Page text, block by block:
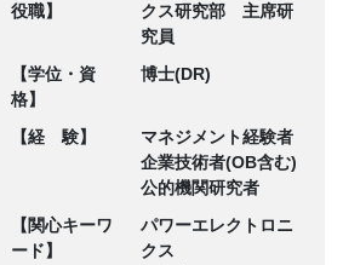
役職】
クス研究部 主席研
究員
【学位・資
格】
博士(DR)
【経 験】
マネジメント経験者
企業技術者(OB含む)
公的機関研究者
【関心キーワ
ード】
パワーエレクトロニ
クス